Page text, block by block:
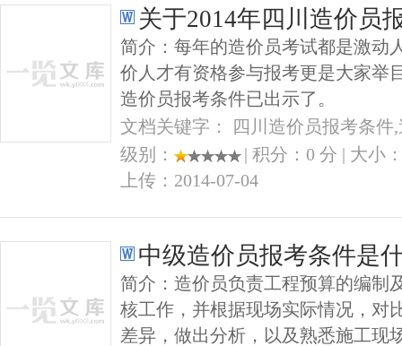
关于2014年四川造价员
简介：每年的造价员考试都是激动
价人才有资格参与报考更是大家举
造价员报考条件已出示了。
文档关键字： 四川造价员报考条件
级别：
| 积分：0 分 | 大小
上传：2014-07-04
中级造价员报考条件是
简介：造价员负责工程预算的编制
核工作，并根据现场实际情况，对
差异，做出分析，以及熟悉施工现